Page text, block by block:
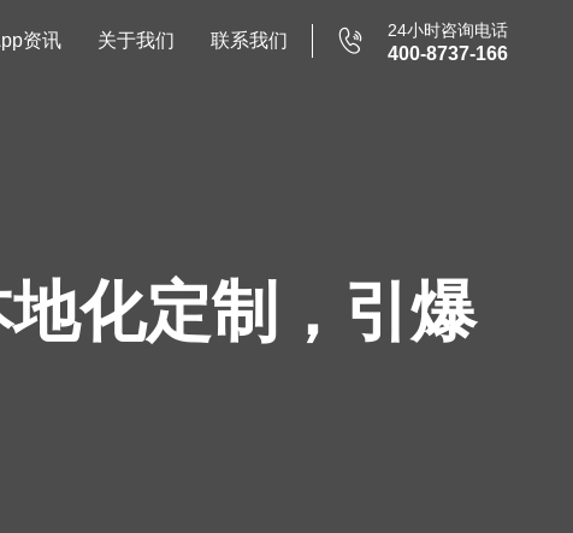
资讯 关于我们 联系我们  24小时咨询电话
400-8737-166
化定制，引爆